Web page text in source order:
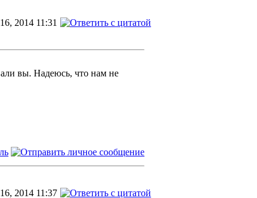
2014 11:31
вы. Надеюсь, что нам не
2014 11:37